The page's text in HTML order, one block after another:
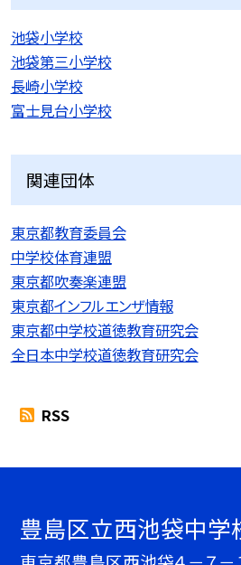
池袋小学校
池袋第三小学校
長崎小学校
富士見台小学校
関連団体
東京都教育委員会
中学校体育連盟
東京都吹奏楽連盟
東京都インフルエンザ情報
東京都中学校道徳教育研究会
全日本中学校道徳教育研究会
RSS
豊島区立西池袋中学